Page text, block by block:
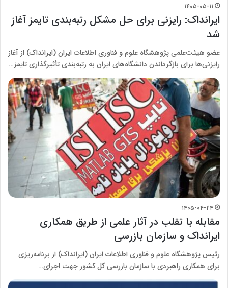
۱۴۰۵-۰۵-۱۱
ایرانداک: رایزنی برای حل مشکل رتبه‌بندی تایمز آغاز
شد
عضو هیئت‌علمی پژوهشگاه علوم و فناوری اطلاعات ایران (ایرانداک) از آغاز
رایزنی‌ها برای بازگرداندن دانشگاه‌های ایران به رتبه‌بندی تأثیرگذاری تایمز…
۱۴۰۵-۰۴-۲۴
مقابله با تقلب در آثار علمی از طریق همکاری
ایرانداک و سازمان بازرسی
رئیس پژوهشگاه علوم و فناوری اطلاعات ایران (ایرانداک) از برنامه‌ریزی
برای همکاری راهبردی با سازمان بازرسی کل کشور جهت اجرای…